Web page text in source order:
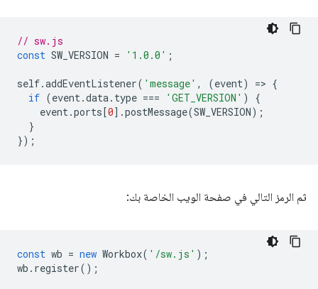
// sw.js
const SW_VERSION = '1.0.0' ;
self.addEventListener( 'message' , (event) => {
if (event.data. type === 'GET_VERSION' )
{
event.ports[0].postMessage(SW_VERSION);
}
});
ثم الرمز التالي في صفحة الويب الخاصة بك:
const wb = new Workbox( '/sw.js' );
wb . register();